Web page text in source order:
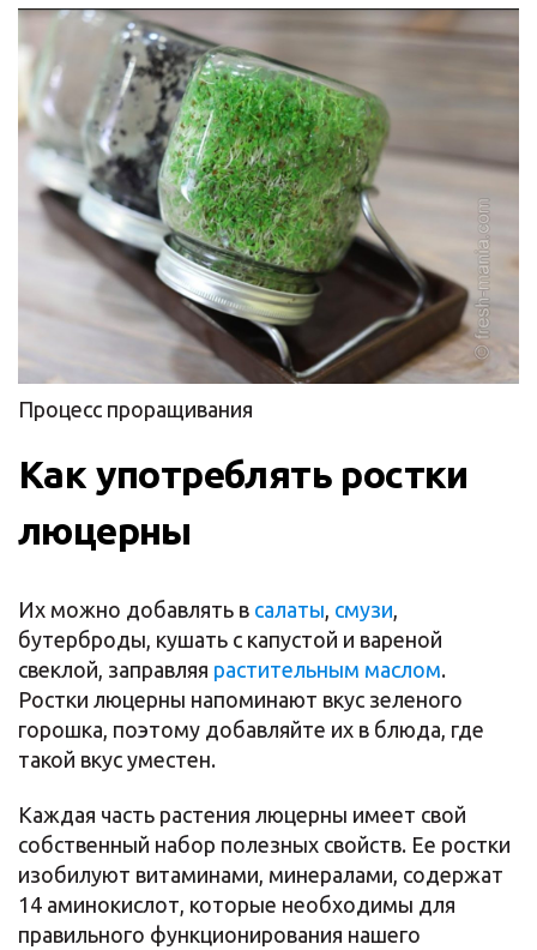
Процесс проращивания
Как употреблять ростки
люцерны
Их можно добавлять в салаты, смузи,
бутерброды, кушать с капустой и вареной
свеклой, заправляя растительным маслом.
Ростки люцерны напоминают вкус зеленого
горошка, поэтому добавляйте их в блюда, где
такой вкус уместен.
Каждая часть растения люцерны имеет свой
собственный набор полезных свойств. Ее ростки
изобилуют витаминами, минералами, содержат
14 аминокислот, которые необходимы для
правильного функционирования нашего